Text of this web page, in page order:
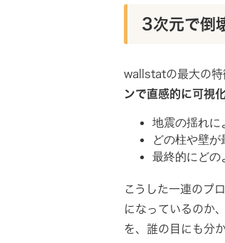
3次元で倒
wallstatの最大の特
ンで直感的に可視
地震の揺れに
どの柱や壁
最終的にどの
こうした一連のプ
になっているのか
を、誰の目にも分